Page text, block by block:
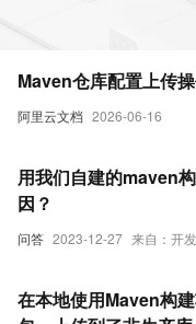
阿里云文档 2026-06-16
Maven仓库配置上传
问答 2023-12-27 来自：开
用我们自建的maven
因？
在本地使用Maven构